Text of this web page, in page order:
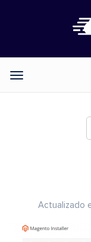
Categories
Actualizado